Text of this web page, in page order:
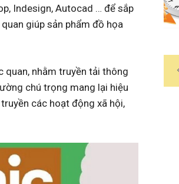
Indesign, Autocad … để sắp
giúp sản phẩm đồ họa
quan, nhằm truyền tải thông
chú trọng mang lại hiệu
các hoạt động xã hội,